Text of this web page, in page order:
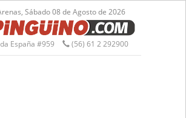
Sábado 08 de Agosto de 2026
España #959 (56) 61 2 292900